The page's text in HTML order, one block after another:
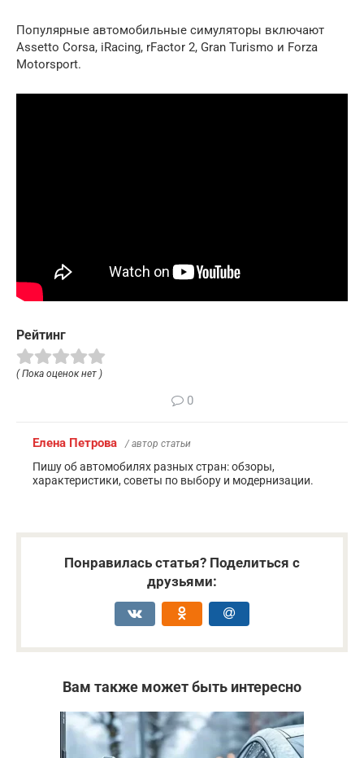
Популярные автомобильные симуляторы включают
Assetto Corsa, iRacing, rFactor 2, Gran Turismo и Forza
Motorsport.
Рейтинг
( Пока оценок нет )
0
Елена Петрова / автор статьи
Пишу об автомобилях разных стран: обзоры,
характеристики, советы по выбору и модернизации.
Понравилась статья? Поделиться с
друзьями:
Вам также может быть интересно